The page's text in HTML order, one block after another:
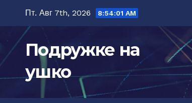
содержимому
Пт. Авг 7th, 2026 8:54:03 AM
Подружке на
ушко